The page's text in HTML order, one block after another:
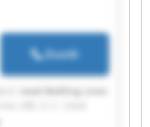
Zvanīt
Used Bottling Lines
Bottling Lines UBL